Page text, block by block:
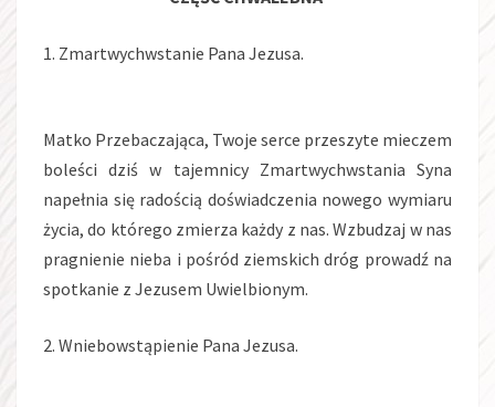
1. Zmartwychwstanie Pana Jezusa.
Matko Przebaczająca, Twoje serce przeszyte mieczem
boleści dziś w tajemnicy Zmartwychwstania Syna
napełnia się radością doświadczenia nowego wymiaru
życia, do którego zmierza każdy z nas. Wzbudzaj w nas
pragnienie nieba i pośród ziemskich dróg prowadź na
spotkanie z Jezusem Uwielbionym.
2. Wniebowstąpienie Pana Jezusa.